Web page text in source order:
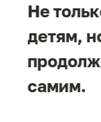
Не
детям,
самим.